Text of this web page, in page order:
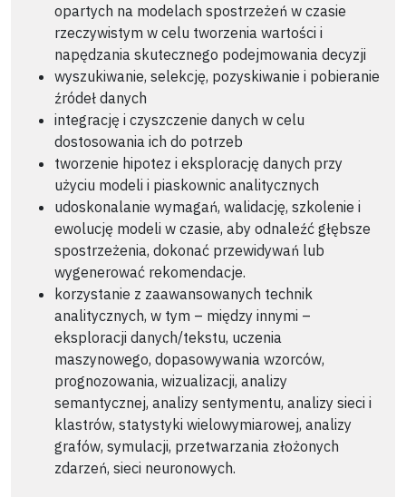
opartych na modelach spostrzeżeń w czasie
rzeczywistym w celu tworzenia wartości i
napędzania skutecznego podejmowania decyzji
wyszukiwanie, selekcję, pozyskiwanie i pobieranie
źródeł danych
integrację i czyszczenie danych w celu
dostosowania ich do potrzeb
tworzenie hipotez i eksplorację danych przy
użyciu modeli i piaskownic analitycznych
udoskonalanie wymagań, walidację, szkolenie i
ewolucję modeli w czasie, aby odnaleźć głębsze
spostrzeżenia, dokonać przewidywań lub
wygenerować rekomendacje.
korzystanie z zaawansowanych technik
analitycznych, w tym – między innymi –
eksploracji danych/tekstu, uczenia
maszynowego, dopasowywania wzorców,
prognozowania, wizualizacji, analizy
semantycznej, analizy sentymentu, analizy sieci i
klastrów, statystyki wielowymiarowej, analizy
grafów, symulacji, przetwarzania złożonych
zdarzeń, sieci neuronowych.